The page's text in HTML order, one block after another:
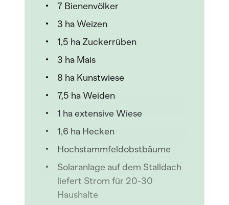
7 Bienenvölker
3 ha Weizen
1,5 ha Zuckerrüben
3 ha Mais
8 ha Kunstwiese
7,5 ha Weiden
1 ha extensive Wiese
1,6 ha Hecken
Hochstammfeldobstbäume
Solaranlage auf dem Stalldach
liefert Strom für 20-30
Haushalte